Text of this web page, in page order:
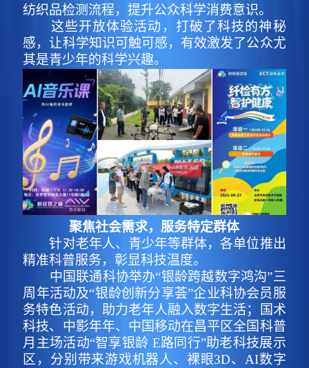
纺织品检测流程，提升公众科学消费意识。
这些开放体验活动，打破了科技的神秘
感，让科学知识可触可感，有效激发了公众尤
其是青少年的科学兴趣。
聚焦社会需求，服务特定群体
针对老年人、青少年等群体，各单位推出
精准科普服务，彰显科技温度。
中国联通科协举办“银龄跨越数字鸿沟”三
周年活动及“银龄创新分享荟”企业科协会员服
务特色活动，助力老年人融入数字生活；国术
科技、中影年年、中国移动在昌平区全国科普
月主场活动“智享银龄 E路同行”助老科技展示
区，分别带来游戏机器人、裸眼3D、AI数字